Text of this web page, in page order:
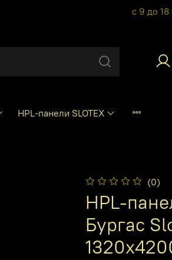
с 9 до
HPL-панели SLOTEX
(0)
HPL-
Бургас